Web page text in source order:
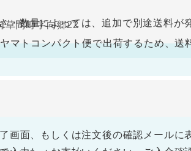
決済依頼日より6日以内にご入金をお
画面、もしくは注文後の確認メールに
・数量によっては、追加で別途送料が
マトコンパクト便で出荷するため、送
草間町字向郷22